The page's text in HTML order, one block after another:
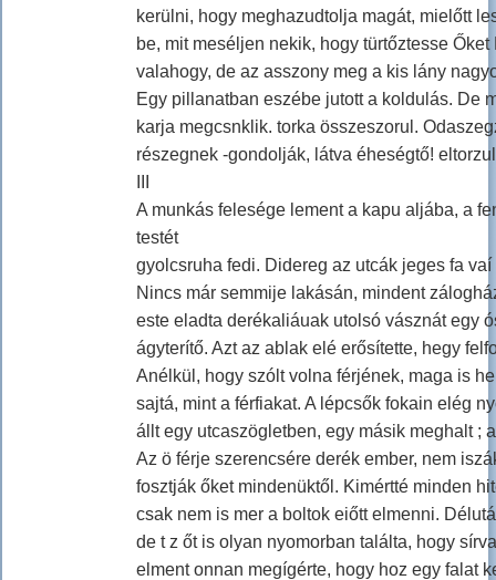
kerülni, hogy meghazudtolja magát, mielőtt
be, mit meséljen nekik, hogy türtőztesse
valahogy, de az asszony meg a kis lány
Egy pillanatban eszébe jutott a koldulás. De
karja megcsnklik. torka összeszorul.
részegnek -gondolják, látva éheségtő!
A munkás felesége lement a kapu aljába, a
testét
gyolcsruha fedi. Didereg az utcák jeges fa vaí
Nincs már semmije lakásán, mindent
este eladta derékaliáuak utolsó vásznát egy
ágyterítő. Azt az ablak elé erősítette, hegy
Anélkül, hogy szólt volna férjének, maga is
sajtá, mint a férfiakat. A lépcsők fokain elég
állt egy utcaszögletben, egy másik meghalt ;
Az ö férje szerencsére derék ember, nem
fosztják őket mindenüktől. Kimértté minden
csak nem is mer a boltok eiőtt elmenni.
de t z őt is olyan nyomorban találta, hogy
elment onnan megígérte, hogy hoz egy falat